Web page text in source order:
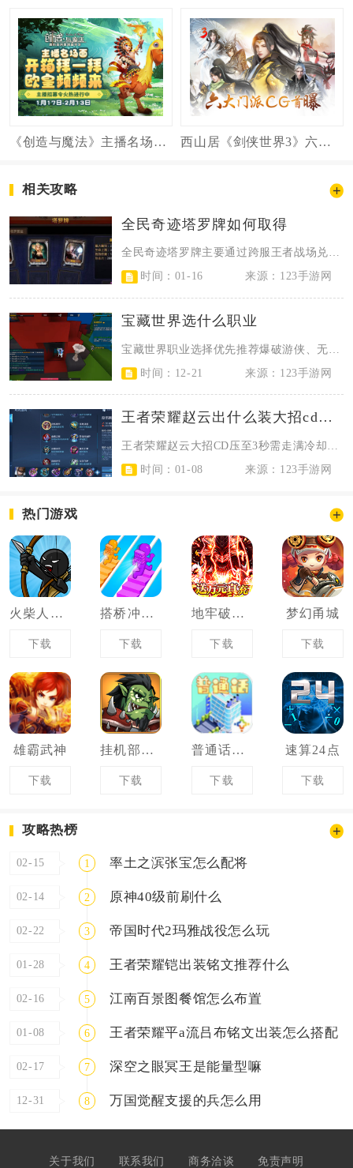
《创造与魔法》主播名场面！开箱拜一拜，欧皇频频来！ 西山居《剑侠世界3》六大门派CG首曝
相关攻略
全民奇迹塔罗牌如何取得
全民奇迹塔罗牌主要通过跨服王者战场兑换、装备强化返利、商城购买及节日活动奖励...
时间：01-16
来源：123手游网
宝藏世界选什么职业
时间：12-21
来源：123手游网
王者荣耀赵云出什么装大招cd三秒
时间：01-08
来源：123手游网
热门游戏
火柴人战争遗产
下载
搭桥冲冲冲
下载
地牢破坏神
下载
梦幻甬城
下载
雄霸武神
下载
挂机部落崛起
下载
普通话小镇
下载
速算24点
下载
攻略热榜
02-15 1 率土之滨张宝怎么配将
02-14 2 原神40级前刷什么
02-22 3 帝国时代2玛雅战役怎么玩
01-28 4 王者荣耀铠出装铭文推荐什么
02-16 5 江南百景图餐馆怎么布置
01-08 6 王者荣耀平a流吕布铭文出装怎么搭配
02-17 7 深空之眼冥王是能量型嘛
12-31 8 万国觉醒支援的兵怎么用
关于我们 联系我们 商务洽谈 免责声明